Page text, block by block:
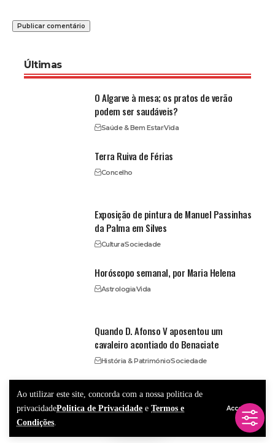
Ao utilizar este site, concorda com a nossa politica de
privacidadePolitica de Privacidade e Termos e
Condições.
Accept
Últimas
O Algarve à mesa; os pratos de verão
podem ser saudáveis?
Saúde & Bem EstarVida
Terra Ruiva de Férias
Concelho
Exposição de pintura de Manuel Passinhas
da Palma em Silves
CulturaSociedade
Horóscopo semanal, por Maria Helena
AstrologiaVida
Quando D. Afonso V aposentou um
cavaleiro acontiado do Benaciate
História & PatrimónioSociedade
– Publicidade –